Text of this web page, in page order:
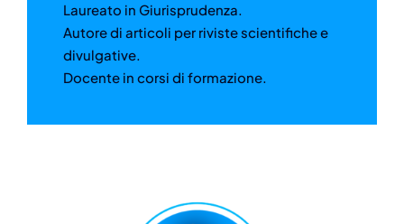
Laureato in Giurisprudenza.
Autore di articoli per riviste scientifiche e
divulgative.
Docente in corsi di formazione.